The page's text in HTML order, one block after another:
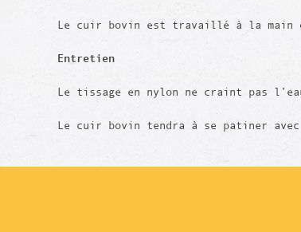
Le cuir bovin est travaillé à la main
Entretien
Le tissage en nylon ne craint pas
Le cuir bovin tendra à se patiner